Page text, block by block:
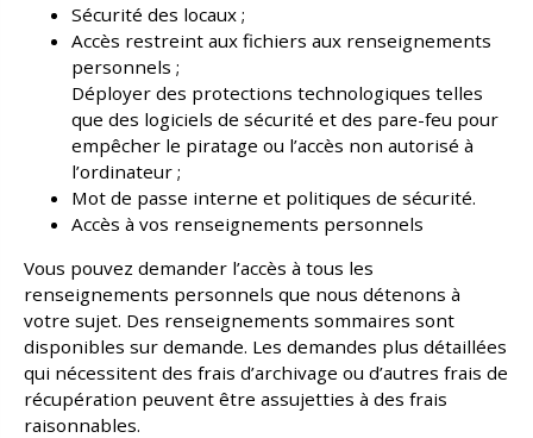
Sécurité des locaux ;
Accès restreint aux fichiers aux renseignements
personnels ;
Déployer des protections technologiques telles
que des logiciels de sécurité et des pare-feu pour
empêcher le piratage ou l’accès non autorisé à
l’ordinateur ;
Mot de passe interne et politiques de sécurité.
Accès à vos renseignements personnels
Vous pouvez demander l’accès à tous les
renseignements personnels que nous détenons à
votre sujet. Des renseignements sommaires sont
disponibles sur demande. Les demandes plus détaillées
qui nécessitent des frais d’archivage ou d’autres frais de
récupération peuvent être assujetties à des frais
raisonnables.